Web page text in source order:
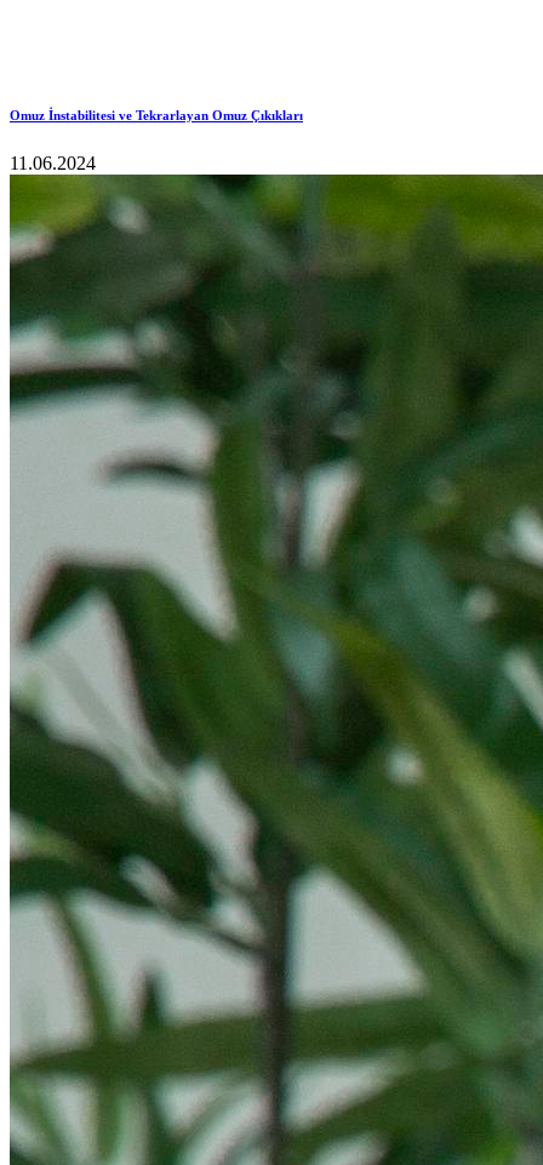
Omuz İnstabilitesi ve Tekrarlayan Omuz Çıkıkları
11.06.2024